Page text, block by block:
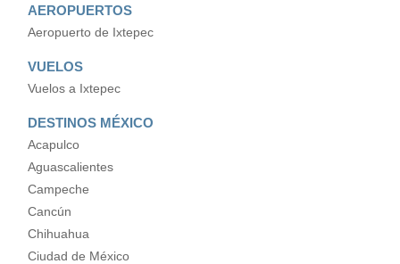
AEROPUERTOS
Aeropuerto de Ixtepec
VUELOS
Vuelos a Ixtepec
DESTINOS MÉXICO
Acapulco
Aguascalientes
Campeche
Cancún
Chihuahua
Ciudad de México